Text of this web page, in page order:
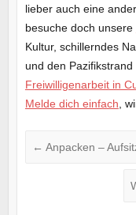
lieber auch eine
besuche doch unsere
Kultur, schillerndes
und den
Freiwilligenarbeit in
Melde dich einfach,
← Anpacken –